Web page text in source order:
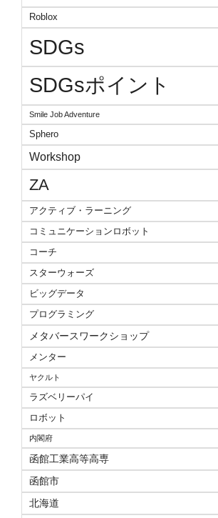
Roblox
SDGs
SDGsポイント
Smile Job Adventure
Sphero
Workshop
ZA
アクティブ・ラーニング
コミュニケーションロボット
コーチ
スターウォーズ
ビッグデータ
プログラミング
メタバースワークショップ
メンター
ヤクルト
ラズベリーパイ
ロボット
内閣府
函館工業高等高専
函館市
北海道